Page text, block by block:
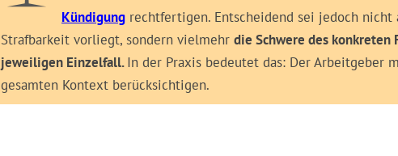
Das bestätigte auch das Bundesarbeitsgericht (BAG) in
Grundsatzurteil von 2012:An sich kann eine heimliche
Kündigungrechtfertigen. Entscheidend sei jedoch nicht
Strafbarkeit vorliegt, sondern vielmehr